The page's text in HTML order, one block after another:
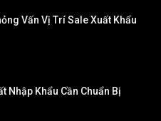
Vấn Vị Trí Sale Xuất Khẩu
Nhập Khẩu Cần Chuẩn Bị